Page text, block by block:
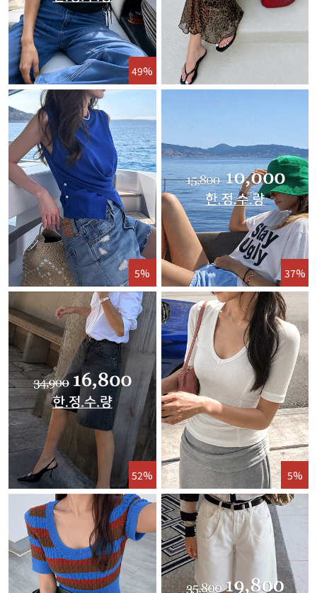
49%
5% 37%
52% 5%